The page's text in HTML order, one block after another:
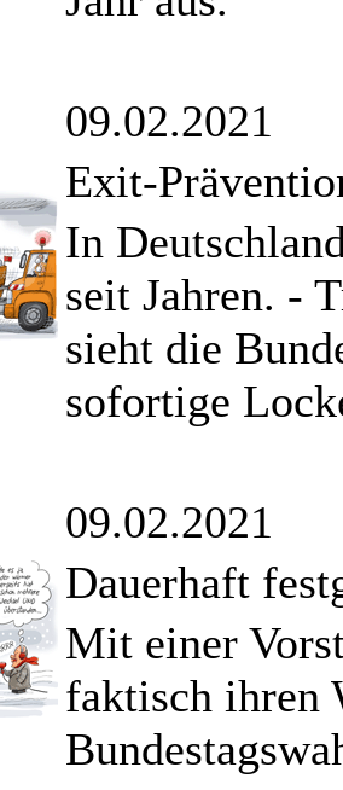
09.02.2021
Exit-
In
seit Jahren. -
sieht die
sofortige
09.02.2021
Dauerhaft
Mit einer
faktisch ihren